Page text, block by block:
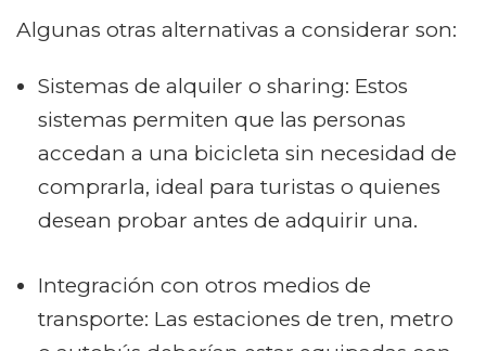
Algunas otras alternativas a considerar son:
Sistemas de alquiler o sharing: Estos
sistemas permiten que las personas
accedan a una bicicleta sin necesidad de
comprarla, ideal para turistas o quienes
desean probar antes de adquirir una.
Integración con otros medios de
transporte: Las estaciones de tren, metro